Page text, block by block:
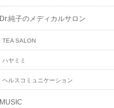
Dr.純子のメディカルサロン
TEA SALON
ハヤミミ
ヘルスコミュニケーション
MUSIC